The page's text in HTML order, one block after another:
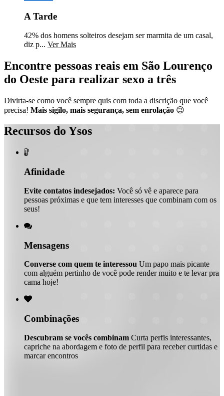
A Tarde
42% dos homens solteiros desejam ser marmita de um casal,
diz p... Ver Mais
Encontre pessoas reais em São Lourenço
do Oeste para realizar sexo a três
Divirta-se como você sempre quis com toda a discrição que você
precisa! Mais sigilo, mais segurança, sem enrolação 😉
Recursos do Ysos

Afinidade
Evite contatos indesejados: Você só vê e aparece para
pessoas próximas e que tem interesses que combinam com os
seus!

Mensagens
Converse com quem te interessou Um papo mais picante
com alguém pertinho de você pode render muito e te levar pra
cama hoje!

Combinações
Descubram se vocês combinam Curta perfis interessantes,
capriche na abordagem e foto de perfil para receber curtidas e
marcar encontros